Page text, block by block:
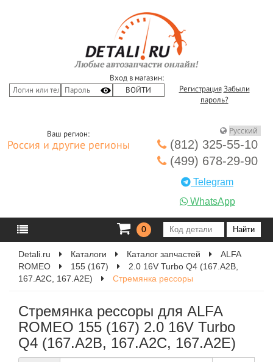
Вход в магазин:
Регистрация Забыли
пароль?
Ваш регион:
Россия и другие регионы
(812) 325-55-10
(499) 678-29-90
Telegram
WhatsApp
0
Detali.ru Каталоги Каталог запчастей
ALFA
ROMEO
155 (167)
2.0 16V Turbo Q4 (167.A2B,
167.A2C, 167.A2E)
Стремянка рессоры
Стремянка рессоры для ALFA
ROMEO 155 (167) 2.0 16V Turbo
Q4 (167.A2B, 167.A2C, 167.A2E)